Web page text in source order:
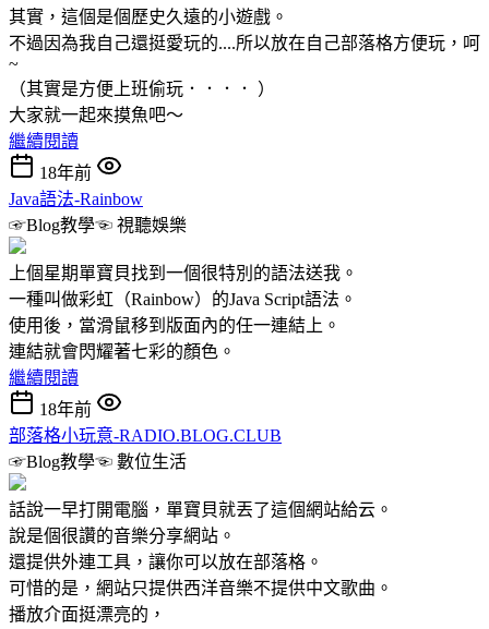
其實，這個是個歷史久遠的小遊戲。
不過因為我自己還挺愛玩的....所以放在自己部落格方便玩，呵
~
（其實是方便上班偷玩．．．． ）
大家就一起來摸魚吧～
繼續閱讀
18年前
Java語法-Rainbow
☞Blog教學☜ 視聽娛樂
上個星期單寶貝找到一個很特別的語法送我。
一種叫做彩虹（Rainbow）的Java Script語法。
使用後，當滑鼠移到版面內的任一連結上。
連結就會閃耀著七彩的顏色。
繼續閱讀
18年前
部落格小玩意-RADIO.BLOG.CLUB
☞Blog教學☜ 數位生活
話說一早打開電腦，單寶貝就丟了這個網站給云。
說是個很讚的音樂分享網站。
還提供外連工具，讓你可以放在部落格。
可惜的是，網站只提供西洋音樂不提供中文歌曲。
播放介面挺漂亮的，